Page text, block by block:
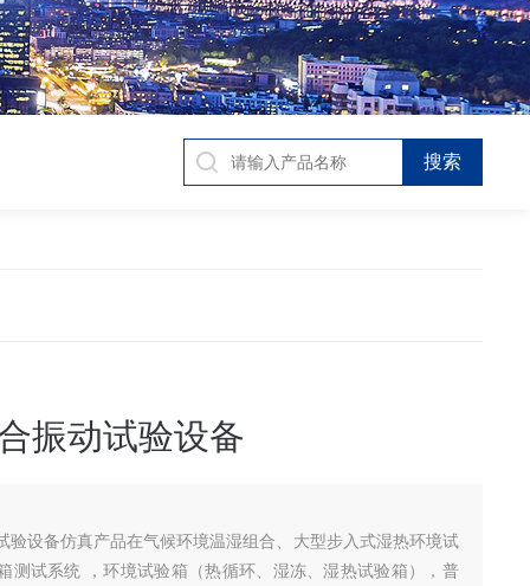
振动试验设备
验设备仿真产品在气候环境温湿组合、大型步入式湿热环境试
测试系统 ，环境试验箱（热循环、湿冻、湿热试验箱），普